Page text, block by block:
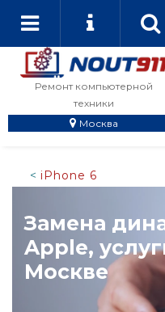
Ремонт компьютерной
техники
Москва
iPhone 6
Замена
Apple,
Москве